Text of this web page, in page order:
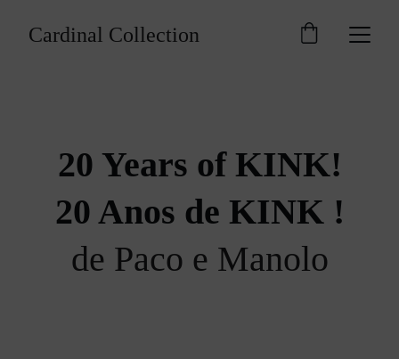
Cardinal Collection
20 Years of KINK!
20 Anos de KINK !
de Paco e Manolo